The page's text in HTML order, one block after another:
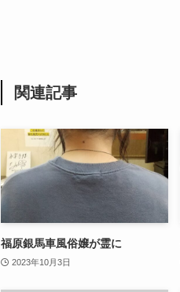
関連記事
福原銀馬車風俗嬢が霊に
2023年10月3日